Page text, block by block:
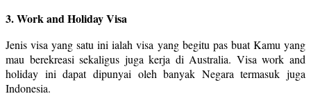
3. Work and Holiday Visa
Jenis visa yang satu ini ialah visa yang begitu pas buat Kamu yang
mau berekreasi sekaligus juga kerja di Australia. Visa work and
holiday ini dapat dipunyai oleh banyak Negara termasuk juga
Indonesia.